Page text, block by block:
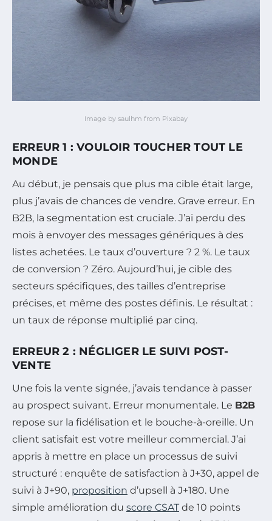
Image by saulhm from Pixabay
ERREUR 1 : VOULOIR TOUCHER TOUT LE
MONDE
Au début, je pensais que plus ma cible était large,
plus j’avais de chances de vendre. Grave erreur. En
B2B, la segmentation est cruciale. J’ai perdu des
mois à envoyer des messages génériques à des
listes achetées. Le taux d’ouverture ? 2 %. Le taux
de conversion ? Zéro. Aujourd’hui, je cible des
secteurs spécifiques, des tailles d’entreprise
précises, et même des postes définis. Le résultat :
un taux de réponse multiplié par cinq.
ERREUR 2 : NÉGLIGER LE SUIVI POST-
VENTE
Une fois la vente signée, j’avais tendance à passer
au prospect suivant. Erreur monumentale. Le B2B
repose sur la fidélisation et le bouche-à-oreille. Un
client satisfait est votre meilleur commercial. J’ai
appris à mettre en place un processus de suivi
structuré : enquête de satisfaction à J+30, appel de
suivi à J+90, proposition d’upsell à J+180. Une
simple amélioration du score CSAT de 10 points